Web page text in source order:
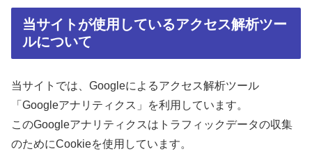
当サイトが使用しているアクセス解析ツー
ルについて
当サイトでは、Googleによるアクセス解析ツール
「Googleアナリティクス」を利用しています。
このGoogleアナリティクスはトラフィックデータの収集
のためにCookieを使用しています。